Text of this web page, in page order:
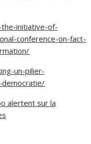
initiative-of-
conference-on-fact-
un-pilier-
democratie/
alertent sur la